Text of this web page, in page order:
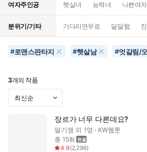
여자주인공 햇살녀 능력녀 나쁜여자
분위기/기타 기다리면무료 달달함
#로맨스판타지 #햇살남 #엇갈림/
3개의 작품
장르가 너무 다른데요?
딸기잼 외 1명
KW웹툰
총 15화
4.9(2,296)